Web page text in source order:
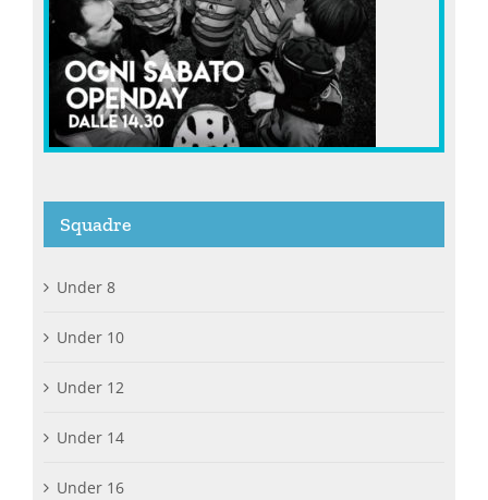
Squadre
Under 8
Under 10
Under 12
Under 14
Under 16